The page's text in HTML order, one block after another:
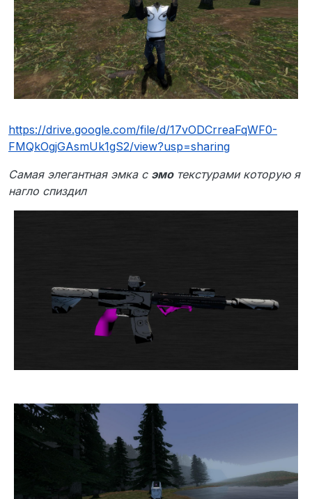
https://drive.google.com/file/d/17vODCrreaFqWF0-
FMQkOgjGAsmUk1gS2/view?usp=sharing
Самая элегантная эмка c эмотекстурами которую я
нагло спиздил